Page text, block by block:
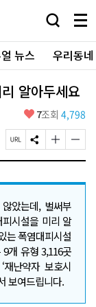
검
창
열
기
메
뉴
전
체
보
뉴스 우리동
알아두세요
좋
요
7조회 4,798
페
이
U
L
복
사
S
N
공
하
기
글
자
기
게
변
경
하
기
글
자
기
았는데, 벌써부
시설을 미리 알
는 폭염대피시설
개 유형 3,116곳
난약자 보호시
보여드립니다.